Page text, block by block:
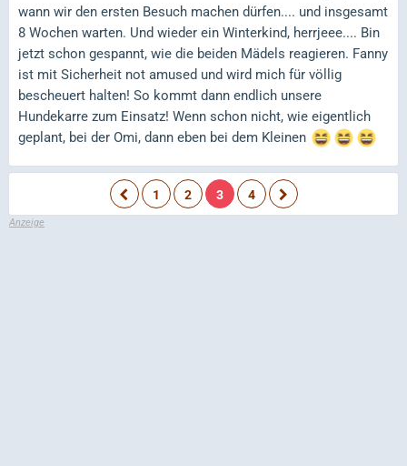
wann wir den ersten Besuch machen dürfen.... und insgesamt
8 Wochen warten. Und wieder ein Winterkind, herrjeee.... Bin
jetzt schon gespannt, wie die beiden Mädels reagieren. Fanny
ist mit Sicherheit not amused und wird mich für völlig
bescheuert halten! So kommt dann endlich unsere
Hundekarre zum Einsatz! Wenn schon nicht, wie eigentlich
geplant, bei der Omi, dann eben bei dem Kleinen
1 2 3 4